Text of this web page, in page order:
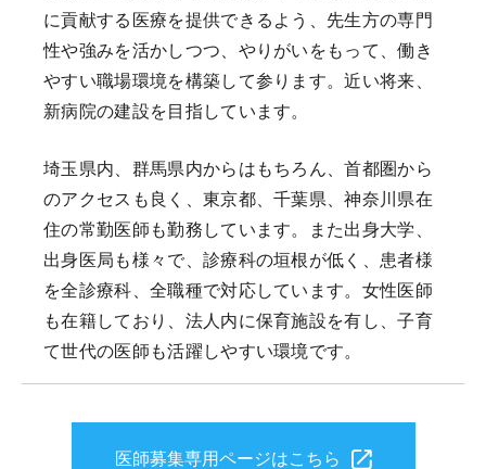
に貢献する医療を提供できるよう、先生方の専門
性や強みを活かしつつ、やりがいをもって、働き
やすい職場環境を構築して参ります。近い将来、
新病院の建設を目指しています。
埼玉県内、群馬県内からはもちろん、首都圏から
のアクセスも良く、東京都、千葉県、神奈川県在
住の常勤医師も勤務しています。また出身大学、
出身医局も様々で、診療科の垣根が低く、患者様
を全診療科、全職種で対応しています。女性医師
も在籍しており、法人内に保育施設を有し、子育
て世代の医師も活躍しやすい環境です。
医師募集専用ページはこちら